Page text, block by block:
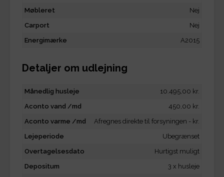
Møbleret
Nej
Carport
Nej
Energimærke
A2015
Detaljer om udlejning
Månedlig husleje
10.495,00 kr.
Aconto vand /md
450,00 kr.
Aconto varme /md
Afregnes direkte til forsyningen - kr.
Lejeperiode
Ubegrænset
Overtagelsesdato
Hurtigst muligt
Depositum
3 x husleje